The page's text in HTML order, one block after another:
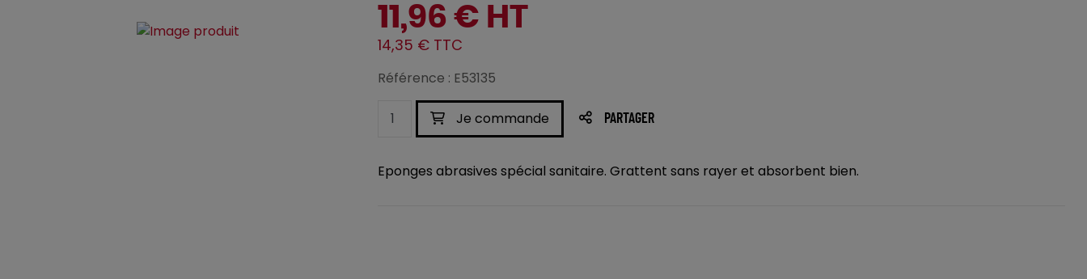
11,96 € HT
14,35 € TTC
Référence : E53135
Je commande PARTAGER
Eponges abrasives spécial sanitaire. Grattent sans rayer et absorbent bien.